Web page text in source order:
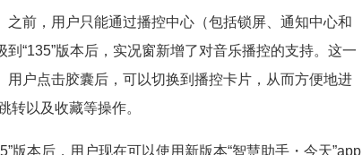
前，用户只能通过播控中心（包括锁屏、通知中心和
“135”版本后，实况窗新增了对音乐播控的支持。这一
户点击胶囊后，可以切换到播控卡片，从而方便地进
转以及收藏等操作。
版本后，用户现在可以使用新版本“智慧助手・今天”app